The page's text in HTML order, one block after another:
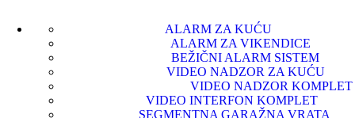
ALARM ZA KUĆU
ALARM ZA VIKENDICE
BEŽIČNI ALARM SISTEM
VIDEO NADZOR ZA KUĆU
VIDEO NADZOR KOMPLET
VIDEO INTERFON KOMPLET
SEGMENTNA GARAŽNA VRATA